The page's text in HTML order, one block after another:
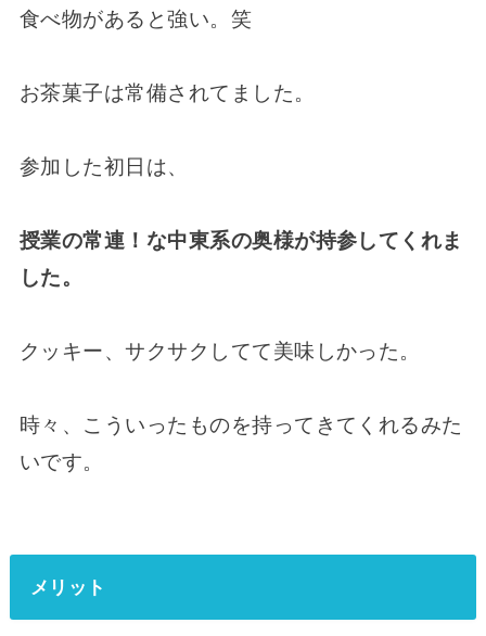
食べ物があると強い。笑
お茶菓子は常備されてました。
参加した初日は、
授業の常連！な中東系の奥様が持参してくれま
した。
クッキー、サクサクしてて美味しかった。
時々、こういったものを持ってきてくれるみた
いです。
メリット